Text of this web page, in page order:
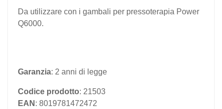
Da utilizzare con i gambali per pressoterapia Power
Q6000.
Garanzia: 2 anni di legge
Codice prodotto: 21503
EAN : 8019781472472